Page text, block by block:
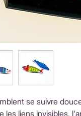
se suivre
les liens invisibles,